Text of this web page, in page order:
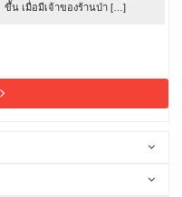
ขึ้น เมื่อมีเจ้าของร้านป่า […]